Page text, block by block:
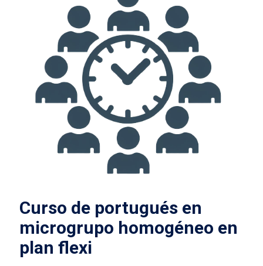
Curso de portugués en
microgrupo homogéneo en
plan flexi